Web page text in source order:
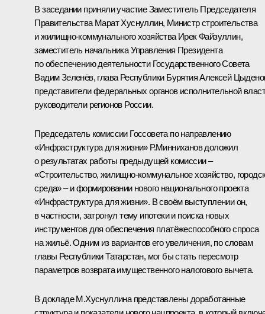
В заседании приняли участие Заместитель Председателя
Правительства Марат Хуснуллин, Министр строительства
и жилищно-коммунального хозяйства Ирек Файзуллин,
заместитель начальника Управления Президента
по обеспечению деятельности Государственного Совета
Вадим Зеленёв, глава Республики БурятияАлексей
представители федеральных органов исполнительной
руководители регионов России.
Председатель комиссии Госсовета по направлению
«Инфраструктура для жизни» Р.Миннихановдоложил
о результатах работы предыдущей комиссии –
«Строительство, жилищно-коммунальное хозяйство,
среда» – и формировании нового национального проекта
«Инфраструктура для жизни». В своём выступлении он,
в частности, затронул тему ипотеки и поиска новых
инструментов для обеспечения платёжеспособного спроса
на жильё. Одним из вариантов его увеличения, по словам
главы Республики Татарстан, мог бы стать пересмотр
параметров возврата имущественного налогового вычета.
В докладе М.Хуснуллина представлены доработанные